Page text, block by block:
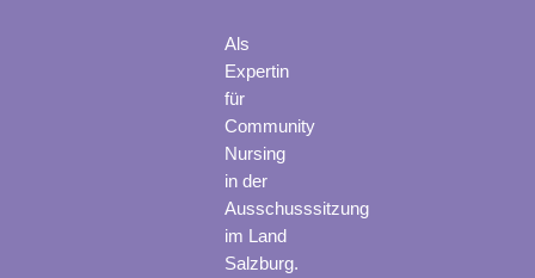
Als
Expertin
für
Community
Nursing
in der
Ausschusssitzung
im Land
Salzburg.